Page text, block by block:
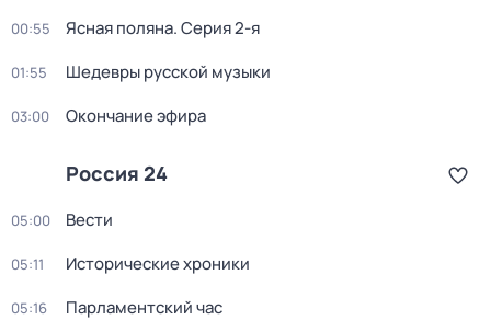
00:55 Ясная поляна. Серия 2-я
01:55 Шедевры русской музыки
03:00 Окончание эфира
Россия 24
05:00 Вести
05:11 Исторические хроники
05:16 Парламентский час